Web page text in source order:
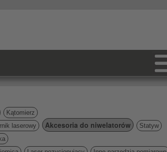
Kątomierz
laserowy Akcesoria do niwelatorów
Statyw